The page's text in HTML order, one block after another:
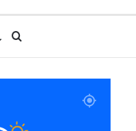
Cambia aspetto